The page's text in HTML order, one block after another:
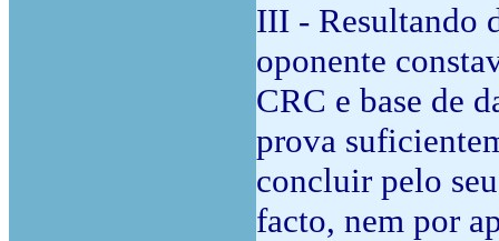
III - Resultando
oponente
CRC e base de
prova
concluir pelo
facto, nem por